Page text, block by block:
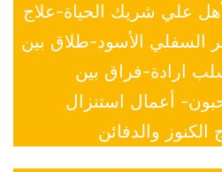
علي شريك الحياة-علاج
السفلي الأسود-طلاق بين
ارادة-فراق بين
أعمال استنزال
والدفائن